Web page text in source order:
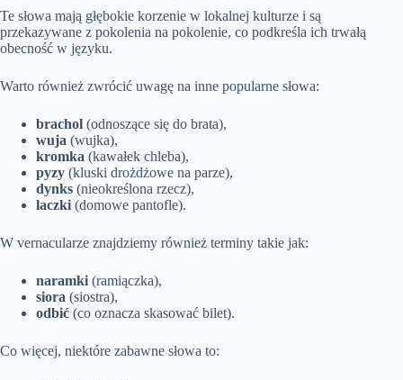
Te słowa mają głębokie korzenie w lokalnej kulturze i są
przekazywane z pokolenia na pokolenie, co podkreśla ich trwałą
obecność w języku.
Warto również zwrócić uwagę na inne popularne słowa:
brachol (odnoszące się do brata),
wuja (wujka),
kromka (kawałek chleba),
pyzy (kluski drożdżowe na parze),
dynks (nieokreślona rzecz),
laczki (domowe pantofle).
W vernacularze znajdziemy również terminy takie jak:
naramki (ramiączka),
siora (siostra),
odbić (co oznacza skasować bilet).
Co więcej, niektóre zabawne słowa to: